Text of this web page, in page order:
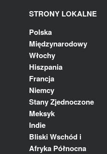
STRONY LOKALNE
Polska
Międzynarodowy
Włochy
Hiszpania
Francja
Niemcy
Stany Zjednoczone
Meksyk
Indie
Bliski Wschód i
Afryka Północna